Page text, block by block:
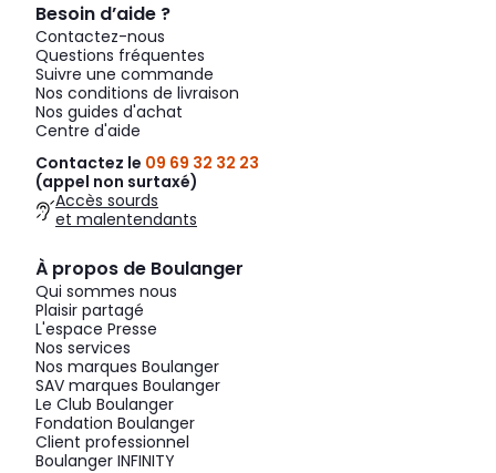
Besoin d’aide ?
Contactez-nous
Questions fréquentes
Suivre une commande
Nos conditions de livraison
Nos guides d'achat
Centre d'aide
Contactez le 09 69 32 32 23
(appel non surtaxé)
Accès sourds
et malentendants
À propos de Boulanger
Qui sommes nous
Plaisir partagé
L'espace Presse
Nos services
Nos marques Boulanger
SAV marques Boulanger
Le Club Boulanger
Fondation Boulanger
Client professionnel
Boulanger INFINITY